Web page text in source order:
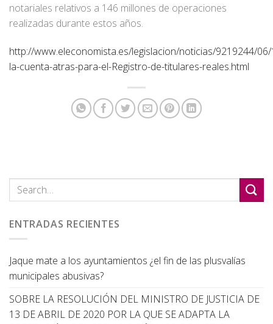
notariales relativos a 146 millones de operaciones
realizadas durante estos años.
http://www.eleconomista.es/legislacion/noticias/9219244/
la-cuenta-atras-para-el-Registro-de-titulares-reales.html
ENTRADAS RECIENTES
Jaque mate a los ayuntamientos ¿el fin de las plusvalías
municipales abusivas?
SOBRE LA RESOLUCIÓN DEL MINISTRO DE JUSTICIA DE
13 DE ABRIL DE 2020 POR LA QUE SE ADAPTA LA